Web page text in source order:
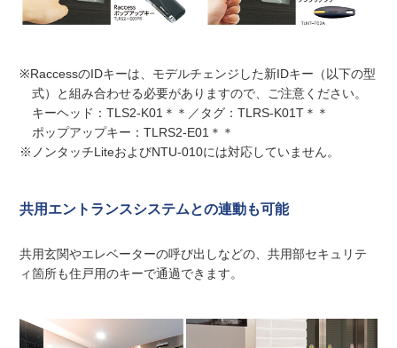
※RaccessのIDキーは、モデルチェンジした新IDキー（以下の型
式）と組み合わせる必要がありますので、ご注意ください。
キーヘッド：TLS2-K01＊＊／タグ：TLRS-K01T＊＊
ポップアップキー：TLRS2-E01＊＊
※ノンタッチLiteおよびNTU-010には対応していません。
共用エントランスシステムとの連動も可能
共用玄関やエレベーターの呼び出しなどの、共用部セキュリテ
ィ箇所も住戸用のキーで通過できます。